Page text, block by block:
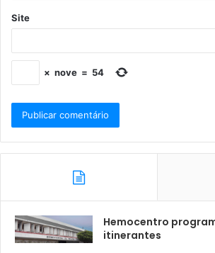
Site
× nove = 54
Hemocentro
itinerantes